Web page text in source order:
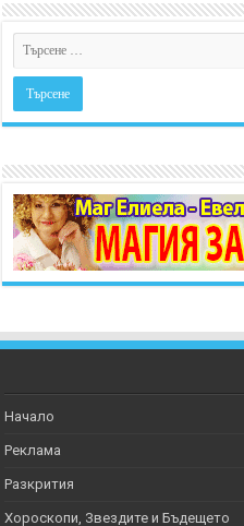
Начало
Реклама
Разкрития
Хороскопи, Звездите и Бъдещето